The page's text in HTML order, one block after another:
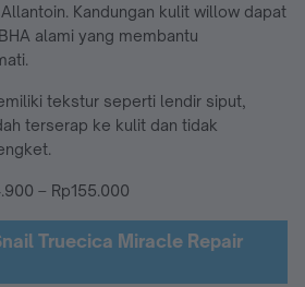
Kandungan kulit willow dapat
alami yang membantu
tekstur seperti lendir siput,
terserap ke kulit dan tidak
– Rp155.000
Truecica Miracle Repair